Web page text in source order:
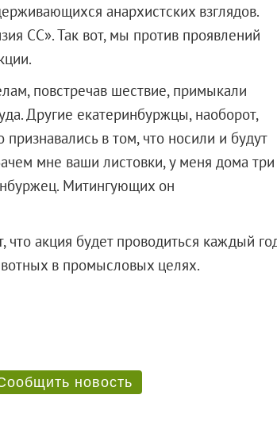
анархистских взглядов.
СС». Так вот, мы против проявлений
повстречав шествие, примыкали
Другие екатеринбуржцы, наоборот,
в том, что носили и будут
мне ваши листовки, у меня дома три
Митингующих он
акция будет проводиться каждый
в промысловых целях.
новость